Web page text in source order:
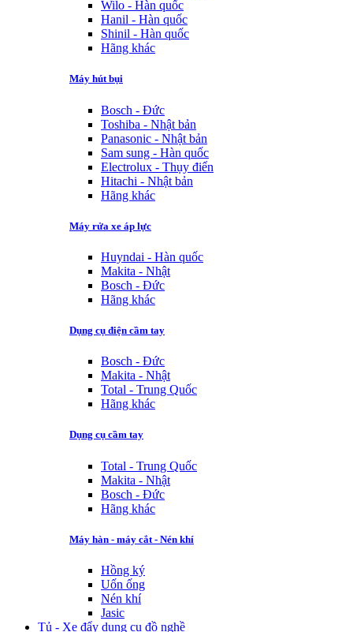
Wilo - Hàn quốc
Hanil - Hàn quốc
Shinil - Hàn quốc
Hãng khác
Máy hút bụi
Bosch - Đức
Toshiba - Nhật bản
Panasonic - Nhật bản
Sam sung - Hàn quốc
Electrolux - Thụy điển
Hitachi - Nhật bản
Hãng khác
Máy rửa xe áp lực
Huyndai - Hàn quốc
Makita - Nhật
Bosch - Đức
Hãng khác
Dụng cụ điện cầm tay
Bosch - Đức
Makita - Nhật
Total - Trung Quốc
Hãng khác
Dụng cụ cầm tay
Total - Trung Quốc
Makita - Nhật
Bosch - Đức
Hãng khác
Máy hàn - máy cắt - Nén khí
Hồng ký
Uốn ống
Nén khí
Jasic
Tủ - Xe đẩy dụng cụ đồ nghề